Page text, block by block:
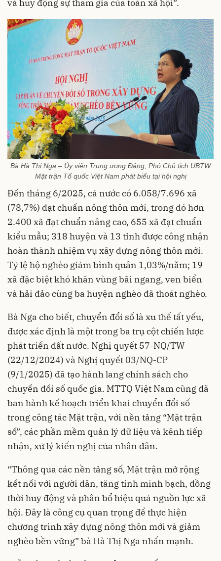
và huy động sự tham gia của toàn xã hội”.
Bà Hà Thị Nga – Ủy viên Trung ương Đảng, Phó Chủ tịch UBTW
Mặt trận Tổ quốc Việt Nam phát biểu tại hội nghị
Đến tháng 6/2025, cả nước có 6.058/7.696 xã
(78,7%) đạt chuẩn nông thôn mới, trong đó hơn
2.400 xã đạt chuẩn nâng cao, 655 xã đạt chuẩn
kiểu mẫu; 318 huyện và 13 tỉnh được công nhận
hoàn thành nhiệm vụ xây dựng nông thôn mới.
Tỷ lệ hộ nghèo giảm bình quân 1,03%/năm; 19
xã đặc biệt khó khăn vùng bãi ngang, ven biển
và hải đảo cùng ba huyện nghèo đã thoát nghèo.
Bà Nga cho biết, chuyển đổi số là xu thế tất yếu,
được xác định là một trong ba trụ cột chiến lược
phát triển đất nước. Nghị quyết 57-NQ/TW
(22/12/2024) và Nghị quyết 03/NQ-CP
(9/1/2025) đã tạo hành lang chính sách cho
chuyển đổi số quốc gia. MTTQ Việt Nam cũng đã
ban hành kế hoạch triển khai chuyển đổi số
trong công tác Mặt trận, với nền tảng “Mặt trận
số”, các phần mềm quản lý dữ liệu và kênh tiếp
nhận, xử lý kiến nghị của nhân dân.
“Thông qua các nền tảng số, Mặt trận mở rộng
kết nối với người dân, tăng tính minh bạch, đồng
thời huy động và phân bổ hiệu quả nguồn lực xã
hội. Đây là công cụ quan trọng để thực hiện
chương trình xây dựng nông thôn mới và giảm
nghèo bền vững” bà Hà Thị Nga nhấn mạnh.